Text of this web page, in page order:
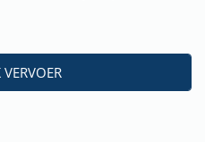
VERVOER